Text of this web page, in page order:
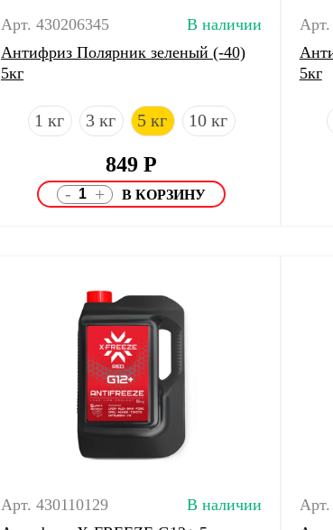
Арт. 430206345
В наличии
Антифриз Полярник зеленый (-40)
5кг
1 кг 3 кг 5 кг 10 кг
849 Р
- +
Арт.
5кг
Арт. 430110129
В наличии
Арт.